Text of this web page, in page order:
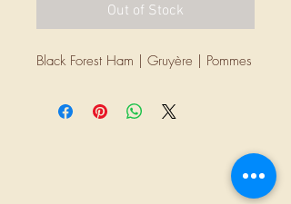
Out of Stock
Black Forest Ham | Gruyère | Pommes